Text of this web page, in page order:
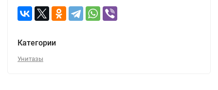
Категории
Унитазы